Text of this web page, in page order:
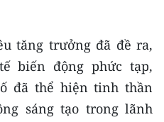
Bắc
và Tây
tăng trưởng đã đề ra,
biến động phức tạp,
đã thể hiện tinh thần
sáng tạo trong lãnh